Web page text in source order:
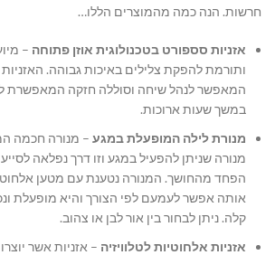
חרשות. הנה כמה מהמוצרים הללו…
אזניות סספורט בטכנולוגית אוזן פתוחה –
ותורמת להפקת צלילים באיכות גבוהה. האזניות
המאפשר לנהל שיחה וסוללה חזקה המאפשרת
במשך שעות ארוכות.
מנורת לילה המופעלת במגע – מנורה חכמה
מנורה שניתן להפעיל במגע וזו דרך נפלאה
הפחד מהחושך. המנורה נטענת עם מטען
אותה אפשר לעמעם לפי הצורך והיא מופעלת
קלה. ניתן לבחור בין אור לבן או צהוב.
אזניות אלחוטיות לטלוויזיה – אזניות אשר